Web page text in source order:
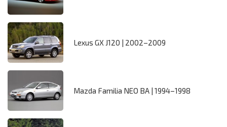
Lexus GX J120 | 2002–2009
Mazda Familia NEO BA | 1994–1998